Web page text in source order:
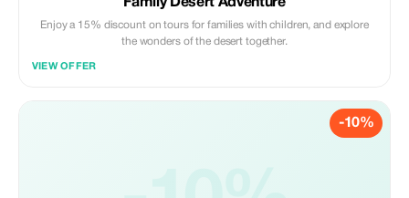
Family Desert Adventure
Enjoy a 15% discount on tours for families with children, and explore
the wonders of the desert together.
VIEW OFFER
-10%